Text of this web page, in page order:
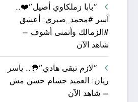
“بابا زملكاوي أصيل”❤️..
آسر #محمد_صبري: أعشق
#الزمالك وأتمنى أشوف –
شاهد الآن
“لازم تبقى هادي”🤚.. ياسر
ريان: العميد حسام حسن مش
– شاهد الآن